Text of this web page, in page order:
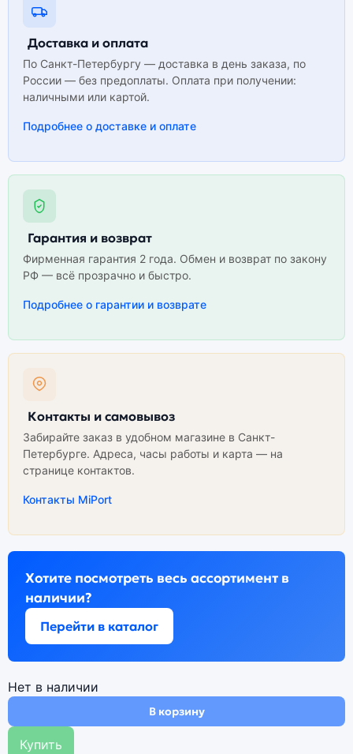
Доставка и оплата
По Санкт-Петербургу — доставка в день заказа, по
России — без предоплаты. Оплата при получении:
наличными или картой.
Подробнее о доставке и оплате
Гарантия и возврат
Фирменная гарантия 2 года. Обмен и возврат по закону
РФ — всё прозрачно и быстро.
Подробнее о гарантии и возврате
Контакты и самовывоз
Забирайте заказ в удобном магазине в Санкт-
Петербурге. Адреса, часы работы и карта — на
странице контактов.
Контакты MiPort
Хотите посмотреть весь ассортимент в
наличии?
Перейти в каталог
Нет в наличии
В корзину
Купить